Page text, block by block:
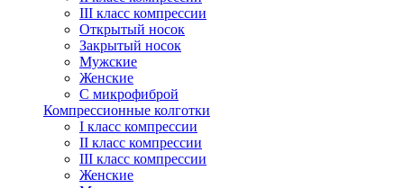
III класс компрессии
Открытый носок
Закрытый носок
Мужские
Женские
С микрофиброй
Компрессионные колготки
I класс компрессии
II класс компрессии
III класс компрессии
Женские